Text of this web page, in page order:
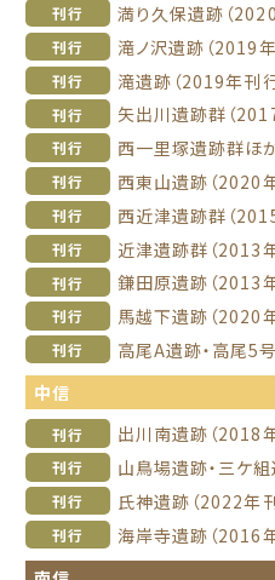
刊行 満り久保遺跡（
刊行 滝ノ沢遺跡（2019年
刊行 滝遺跡（2019年刊行
刊行 矢出川遺跡群（
刊行 西一里塚遺跡群ほ
刊行 西東山遺跡（2020
刊行 西近津遺跡群（
刊行 近津遺跡群（2013
刊行 鎌田原遺跡（2013
刊行 馬越下遺跡（2020
刊行
高尾A遺跡・高尾5
中信
刊行 出川南遺跡（2018
刊行 山鳥場遺跡・三ケ
刊行 氏神遺跡（2022年刊
刊行
海岸寺遺跡（2016